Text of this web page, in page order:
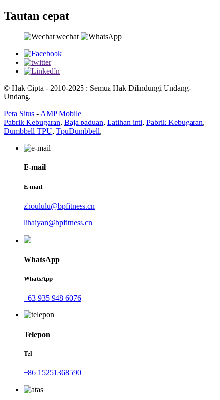
Tautan cepat
© Hak Cipta - 2010-2025 : Semua Hak Dilindungi Undang-
Undang.
Peta Situs - AMP Mobile
Pabrik Kebugaran, Baja paduan, Latihan inti, Pabrik Kebugaran,
Dumbbell TPU, TpuDumbbell,
E-mail
E-mail
zhoululu@bpfitness.cn
lihaiyan@bpfitness.cn
WhatsApp
WhatsApp
+63 935 948 6076
Telepon
Tel
+86 15251368590